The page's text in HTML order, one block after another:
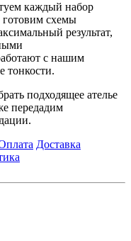
каждый набор
готовим схемы
результат,
с нашим
тонкости.
подходящее ателье
передадим
Доставка